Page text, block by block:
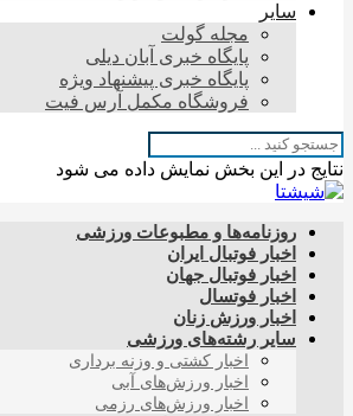
سایر
مجله گولت
پایگاه خبری آبان دیلی
پایگاه خبری پیشنهاد ویژه
فروشگاه مکمل آرس فیت
نتایج در این بخش نمایش داده می شود
روزنامه‌ها و مطبوعات ورزشی
اخبار فوتبال ایران
اخبار فوتبال جهان
اخبار فوتسال
اخبار ورزش زنان
سایر رشته‌های ورزشی
اخبار کشتی و وزنه برداری
اخبار ورزش‌های آبی
اخبار ورزش‌های رزمی